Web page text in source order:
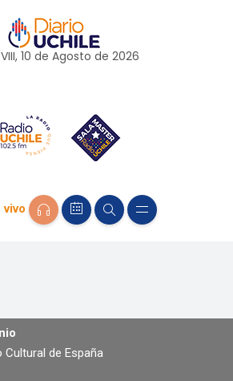
10 de Agosto de 2026
vivo
Cultural de España